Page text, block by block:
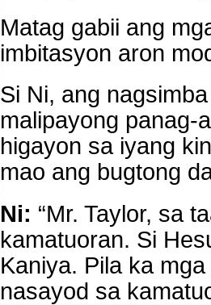
Matag gabii ang
imbitasyon aron
Si Ni, ang
malipayong panag-
higayon sa iyang
mao ang bugtong
Ni: “Mr. Taylor, sa
kamatuoran. Si
Kaniya. Pila ka
nasayod sa